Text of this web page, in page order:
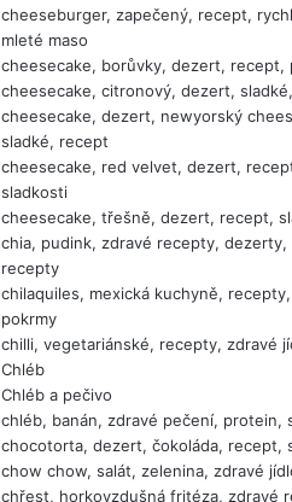
cheeseburger, zapečený, recept,
mleté maso
cheesecake, borůvky, dezert, recept,
cheesecake, citronový, dezert,
cheesecake, dezert, newyorský
sladké, recept
cheesecake, red velvet, dezert,
sladkosti
cheesecake, třešně, dezert, recept,
chia, pudink, zdravé recepty, dezerty,
recepty
chilaquiles, mexická kuchyně,
pokrmy
chilli, vegetariánské, recepty, zdravé
Chléb
Chléb a pečivo
chléb, banán, zdravé pečení, protein,
chocotorta, dezert, čokoláda, recept,
chow chow, salát, zelenina, zdravé
chřest, horkovzdušná fritéza, zdravé